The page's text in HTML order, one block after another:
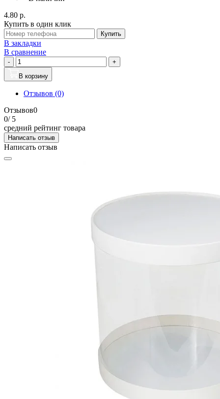
4.80 р.
Купить в один клик
Купить
В закладки
В сравнение
-
+
В корзину
Отзывов (0)
Отзывов0
0/ 5
средний рейтинг товара
Написать отзыв
Написать отзыв